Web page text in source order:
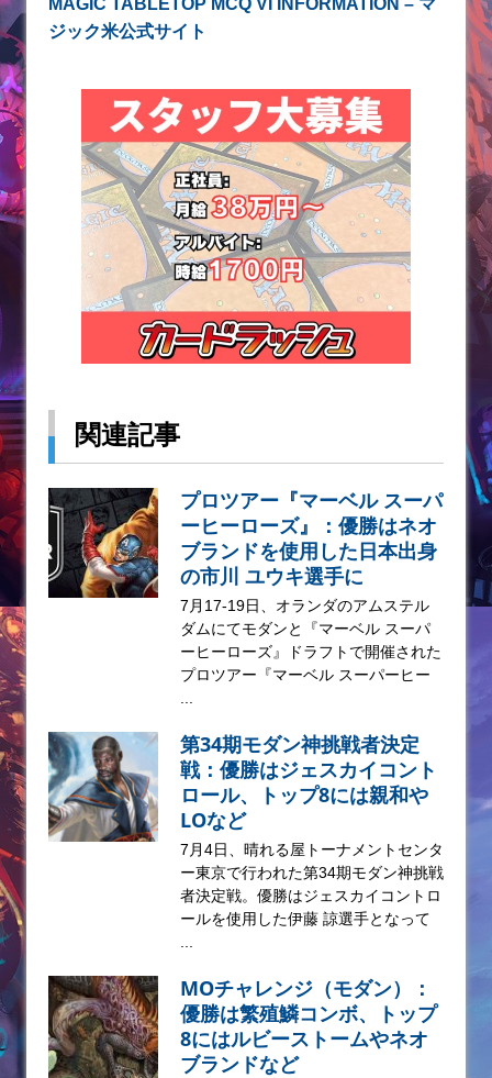
ジック米公式サイト
関連記事
プロツアー『マーベル スーパ
ーヒーローズ』：優勝はネオ
ブランドを使用した日本出身
の市川 ユウキ選手に
7月17-19日、オランダのアムステル
ダムにてモダンと『マーベル スーパ
ーヒーローズ』ドラフトで開催された
プロツアー『マーベル スーパーヒー
第34期モダン神挑戦者決定
戦：優勝はジェスカイコント
ロール、トップ8には親和や
LOなど
7月4日、晴れる屋トーナメントセンタ
ー東京で行われた第34期モダン神挑戦
者決定戦。優勝はジェスカイコントロ
ールを使用した伊藤 諒選手となって
MOチャレンジ（モダン）：
優勝は繁殖鱗コンボ、トップ
8にはルビーストームやネオ
ブランドなど